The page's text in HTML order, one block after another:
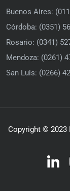
Buenos Aires:
Córdoba: (0351)
Rosario: (0341)
Mendoza: (0261)
San Luis: (0266)
Copyright © 2023